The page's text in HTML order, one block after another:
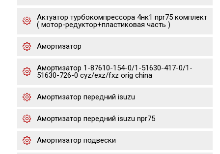
Актуатор турбокомпрессора 4нк1 npr75 комплект
( мотор-редуктор+пластиковая часть )
Амортизатор
Амортизатор 1-87610-154-0/1-51630-417-0/1-
51630-726-0 cyz/exz/fxz orig china
Амортизатор передний isuzu
Амортизатор передний isuzu npr75
Амортизатор подвески